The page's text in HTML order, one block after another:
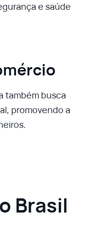
e saúde
também busca
promovendo a
Brasil